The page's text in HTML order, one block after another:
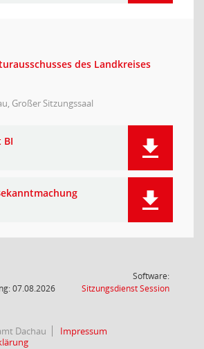
des Landkreises
Großer Sitzungssaal
BI
07.08.2026
Software:
SitzungsdienstSession(Wird in
Dachau
Impressum